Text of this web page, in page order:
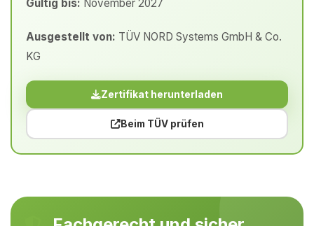
Gültig bis: November 2027
Ausgestellt von: TÜV NORD Systems GmbH & Co.
KG
Zertifikat herunterladen
Beim TÜV prüfen